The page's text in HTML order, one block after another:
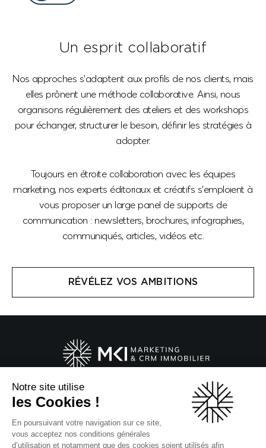
Un esprit collaboratif
Nos approches s’adaptent aux profils de nos clients, mais
elles prônent une méthode collaborative. Ainsi, nous
organisons régulièrement des ateliers et des workshops
pour échanger, structurer le besoin, définir les stratégies à
adopter.
Toujours en étroite collaboration avec les équipes
marketing, nos experts éditoriaux et créatifs s’emploient à
vous proposer un large panel desupports de
communication : newsletters, brochures, infographies,
communiqués, articles, vidéos etc.
RÉVÉLEZ VOS AMBITIONS
92200 Neuilly-sur-Seine
Suivez-nous !
Notre site utilise
les Cookies !
En poursuivant votre navigation sur ce site,
vous acceptez nos conditions générales
d’utilisation et notamment que des cookies soient utilisés afin